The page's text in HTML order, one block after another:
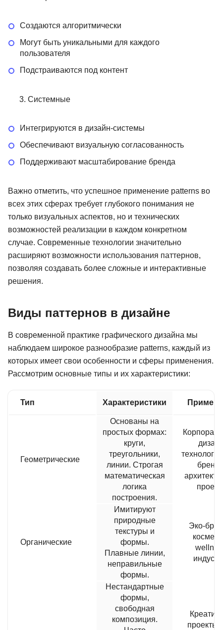
Создаются алгоритмически
Могут быть уникальными для каждого
пользователя
Подстраиваются под контент
Системные
Интегрируются в дизайн-системы
Обеспечивают визуальную согласованность
Поддерживают масштабирование бренда
Важно отметить, что успешное применение patterns во
всех этих сферах требует глубокого понимания не
только визуальных аспектов, но и технических
возможностей реализации в каждом конкретном
случае. Современные технологии значительно
расширяют возможности использования паттернов,
позволяя создавать более сложные и интерактивные
решения.
Виды паттернов в дизайне
В современной практике графического дизайна мы
наблюдаем широкое разнообразие patterns, каждый из
которых имеет свои особенности и сферы применения.
Рассмотрим основные типы и их характеристики:
Тип Характеристики
Геометрические
Основаны на
простых формах:
круги,
треугольники,
линии. Строгая
математическая
логика
построения.
Органические
Имитируют
природные
текстуры и
формы.
Плавные линии,
неправильные
формы.
Эко-
Нестандартные
формы,
свободная
композиция.
проекты,